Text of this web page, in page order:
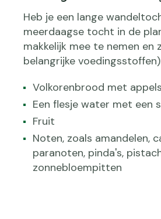
Heb je een lange
meerdaagse tocht in de
makkelijk mee te nemen en
belangrijke
Volkorenbrood met
Een flesje water met een
Fruit
Noten, zoals amandelen,
paranoten, pinda's,
zonnebloempitten